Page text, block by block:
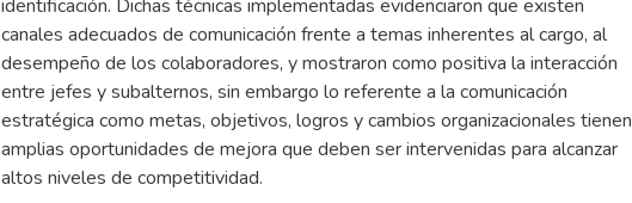
identificación. Dichas técnicas implementadas evidenciaron que existen
canales adecuados de comunicación frente a temas inherentes al cargo, al
desempeño de los colaboradores, y mostraron como positiva la interacción
entre jefes y subalternos, sin embargo lo referente a la comunicación
estratégica como metas, objetivos, logros y cambios organizacionales tienen
amplias oportunidades de mejora que deben ser intervenidas para alcanzar
altos niveles de competitividad.